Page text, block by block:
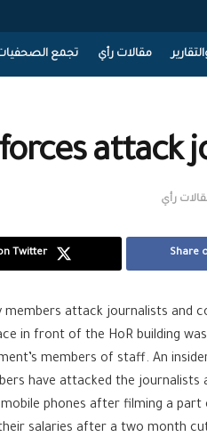
مقالات رأي تجمع الصحفيات
attack
رأي
Share
Twitter
attack journalists and
in front of the HoR building
members of staff. An
have attacked the journalists
phones after filming a
salaries after a two month